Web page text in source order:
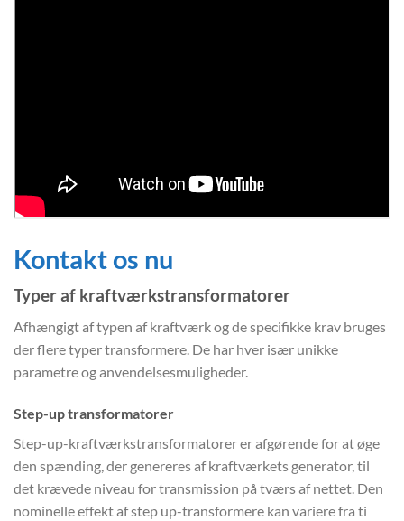
Kontakt os nu
Typer af kraftværkstransformatorer
Afhængigt af typen af kraftværk og de specifikke krav bruges
der flere typer transformere. De har hver især unikke
parametre og anvendelsesmuligheder.
Step-up transformatorer
Step-up-kraftværkstransformatorer er afgørende for at øge
den spænding, der genereres af kraftværkets generator, til
det krævede niveau for transmission på tværs af nettet. Den
nominelle effekt af step up-transformere kan variere fra ti